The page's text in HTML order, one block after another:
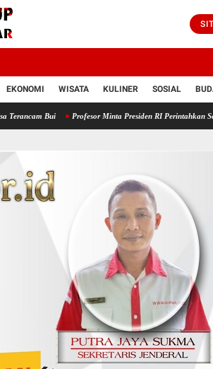
EKONOMI WISATA KULINER SOSIAL
Profesor Minta Presiden RI Perintahkan Semua